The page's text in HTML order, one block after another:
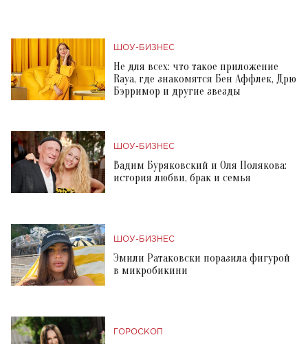
ШОУ-БИЗНЕС
Не для всех: что такое приложение
Raya, где знакомятся Бен Аффлек, Дрю
Бэрримор и другие звезды
ШОУ-БИЗНЕС
Вадим Буряковский и Оля Полякова:
история любви, брак и семья
ШОУ-БИЗНЕС
Эмили Ратаковски поразила фигурой
в микробикини
ГОРОСКОП